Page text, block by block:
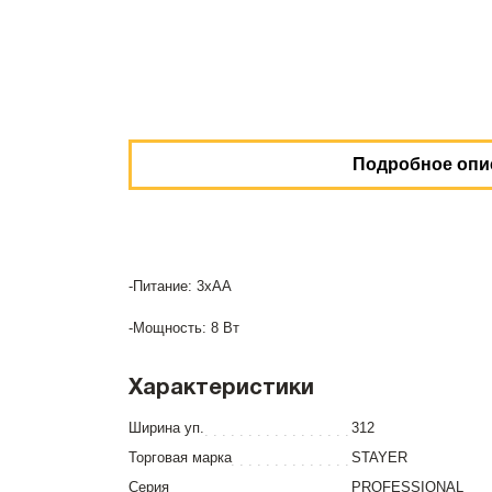
Подробное
-Питание: 3хАА
-Мощность: 8 Вт
Характеристики
Ширина уп.
312
Торговая марка
STAYER
Серия
PROFESSIONAL